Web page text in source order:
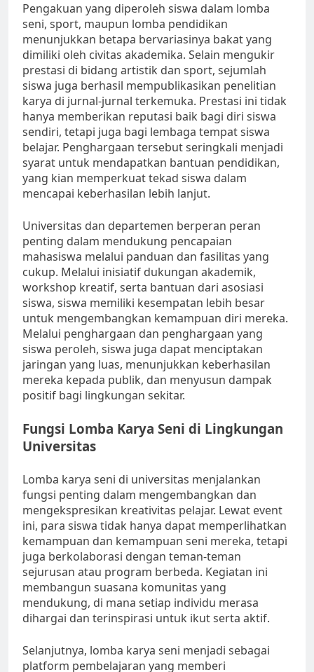
Pengakuan yang diperoleh siswa dalam lomba
seni, sport, maupun lomba pendidikan
menunjukkan betapa bervariasinya bakat yang
dimiliki oleh civitas akademika. Selain mengukir
prestasi di bidang artistik dan sport, sejumlah
siswa juga berhasil mempublikasikan penelitian
karya di jurnal-jurnal terkemuka. Prestasi ini tidak
hanya memberikan reputasi baik bagi diri siswa
sendiri, tetapi juga bagi lembaga tempat siswa
belajar. Penghargaan tersebut seringkali menjadi
syarat untuk mendapatkan bantuan pendidikan,
yang kian memperkuat tekad siswa dalam
mencapai keberhasilan lebih lanjut.
Universitas dan departemen berperan peran
penting dalam mendukung pencapaian
mahasiswa melalui panduan dan fasilitas yang
cukup. Melalui inisiatif dukungan akademik,
workshop kreatif, serta bantuan dari asosiasi
siswa, siswa memiliki kesempatan lebih besar
untuk mengembangkan kemampuan diri mereka.
Melalui penghargaan dan penghargaan yang
siswa peroleh, siswa juga dapat menciptakan
jaringan yang luas, menunjukkan keberhasilan
mereka kepada publik, dan menyusun dampak
positif bagi lingkungan sekitar.
Fungsi Lomba Karya Seni di Lingkungan
Universitas
Lomba karya seni di universitas menjalankan
fungsi penting dalam mengembangkan dan
mengekspresikan kreativitas pelajar. Lewat event
ini, para siswa tidak hanya dapat memperlihatkan
kemampuan dan kemampuan seni mereka, tetapi
juga berkolaborasi dengan teman-teman
sejurusan atau program berbeda. Kegiatan ini
membangun suasana komunitas yang
mendukung, di mana setiap individu merasa
dihargai dan terinspirasi untuk ikut serta aktif.
Selanjutnya, lomba karya seni menjadi sebagai
platform pembelajaran yang memberi